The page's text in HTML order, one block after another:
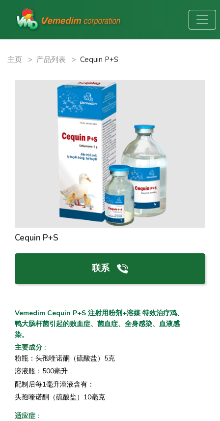
主页 > 产品列表 > Cequin P+S
Cequin P+S
联系
Vemedim Cequin P+S 注射用粉剂+溶媒 特效治疗鸡、
鸭大肠杆菌引起的败血症、菌血症、全身感染、血液感
染。
主要成分 :
粉瓶：头孢喹诺酮（硫酸盐）5克
溶液瓶：500毫升
配制后每1毫升溶液含有：
头孢喹诺酮（硫酸盐）10毫克
适应症 :